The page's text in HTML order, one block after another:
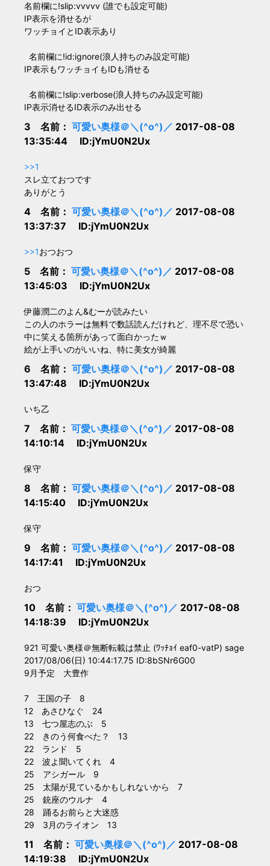
名前欄に!slip:vvvvv (誰でも設定可能)
IP表示を消せるが
ワッチョイとID表示あり
名前欄に!id:ignore(浪人持ちのみ設定可能)
IP表示もワッチョイもIDも消せる
名前欄に!slip:verbose(浪人持ちのみ設定可能)
IP表示消せるID表示のみ出せる
3 名前： 可愛い奥様＠＼(^o^)／ 2017-08-08
13:35:44 ID:jYmU0N2Ux
>>1
スレ立ておつです
ありがとう
4 名前： 可愛い奥様＠＼(^o^)／ 2017-08-08
13:37:37 ID:jYmU0N2Ux
>>1おつおつ
5 名前： 可愛い奥様＠＼(^o^)／ 2017-08-08
13:45:03 ID:jYmU0N2Ux
伊藤潤二のよん&むーが読みたい
この人のホラーは無料で数話読んだけれど、理不尽で恐い
中に笑える箇所があって面白かったｗ
絵が上手いのがいいね、特に美女が綺麗
6 名前： 可愛い奥様＠＼(^o^)／ 2017-08-08
13:47:48 ID:jYmU0N2Ux
いち乙
7 名前： 可愛い奥様＠＼(^o^)／ 2017-08-08
14:10:14 ID:jYmU0N2Ux
保守
8 名前： 可愛い奥様＠＼(^o^)／ 2017-08-08
14:15:40 ID:jYmU0N2Ux
保守
9 名前： 可愛い奥様＠＼(^o^)／ 2017-08-08
14:17:41 ID:jYmU0N2Ux
おつ
10 名前： 可愛い奥様＠＼(^o^)／ 2017-08-08
14:18:39 ID:jYmU0N2Ux
921 可愛い奥様＠無断転載は禁止 (ﾜｯﾁｮｲ eaf0-vatP) sage
2017/08/06(日) 10:44:17.75 ID:8bSNr6G00
9月予定 大豊作
7 王国の子 8
12 あさひなぐ 24
13 七つ屋志のぶ 5
22 きのう何食べた？ 13
22 ランド 5
22 波よ聞いてくれ 4
25 アシガール 9
25 太陽が見ているかもしれないから 7
25 銃座のウルナ 4
28 踊るお前らと大迷惑
29 3月のライオン 13
11 名前： 可愛い奥様＠＼(^o^)／ 2017-08-08
14:19:38 ID:jYmU0N2Ux